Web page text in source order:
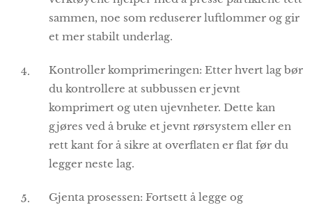
sammen, noe som reduserer luftlommer og gir
et mer stabilt underlag.
Kontroller komprimeringen: Etter hvert lag bør
du kontrollere at subbussen er jevnt
komprimert og uten ujevnheter. Dette kan
gjøres ved å bruke et jevnt rørsystem eller en
rett kant for å sikre at overflaten er flat før du
legger neste lag.
Gjenta prosessen: Fortsett å legge og